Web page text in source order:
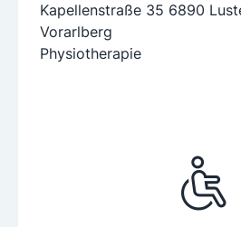
Kapellenstraße 35 6890
Vorarlberg
Physiotherapie